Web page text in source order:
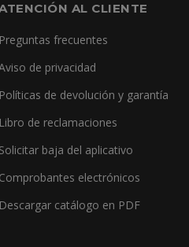
AL CLIENTE
Preguntas frecuentes
de privacidad
Políticas de devolución y garantía
Libro de reclamaciones
Solicitar baja del aplicativo
Comprobantes electrónicos
Descargar catálogo en PDF